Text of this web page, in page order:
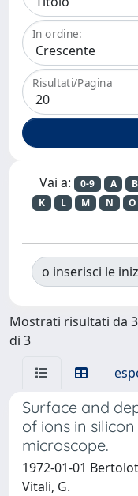
In ordine:
Risultati/Pagina
Vai a: 0-9 A B
K
L M N O
o inserisci le
Mostrati risultati da
di 3
Surface and
of ions in
microscope.
1972-01-01
Vitali, G.